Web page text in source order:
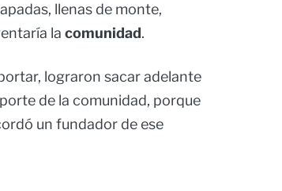
llenas de monte,
la comunidad.
lograron sacar adelante
de la comunidad, porque
un fundador de ese